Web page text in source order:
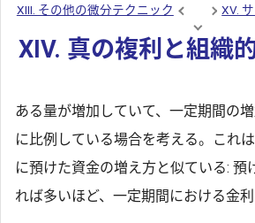
XIII. その他の微分テクニック
XV.
XIV. 真の複利と組織
ある量が増加していて、一定期間の
に比例している場合を考える。これ
に預けた資金の増え方と似ている: 預
れば多いほど、一定期間における金利